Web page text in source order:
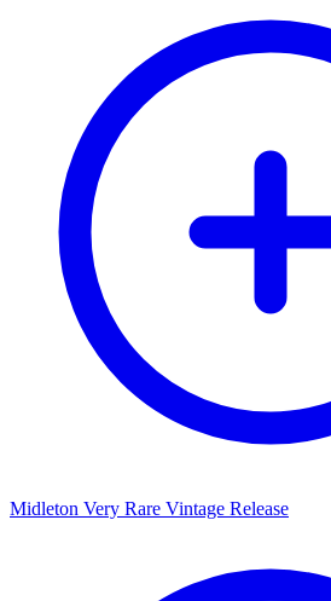
Midleton Very Rare Vintage Release